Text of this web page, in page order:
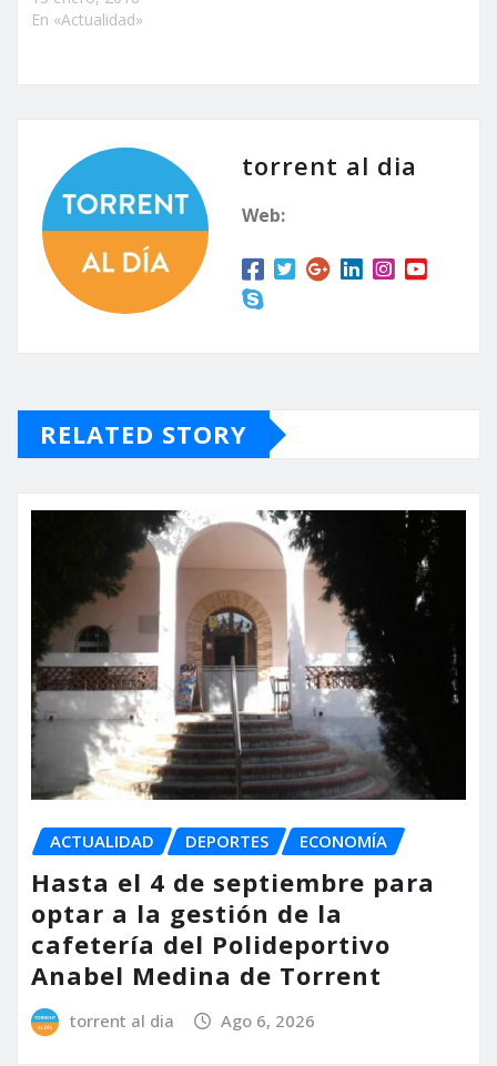
En «Actualidad»
torrent al dia
Web:
RELATED STORY
ACTUALIDAD DEPORTES ECONOMÍA
Hasta el 4 de septiembre para
optar a la gestión de la
cafetería del Polideportivo
Anabel Medina de Torrent
torrent al dia Ago 6, 2026